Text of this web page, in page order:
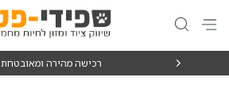
רכישה מהירה ומאובטחת